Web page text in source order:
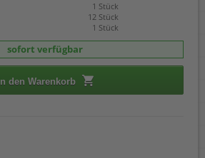
1 Stück
12 Stück
1 Stück
sofort verfügbar
In den Warenkorb